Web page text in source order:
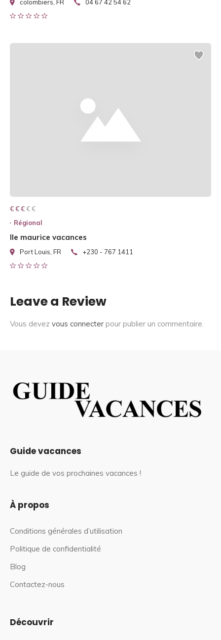
colombiers, FR 04 67 42 54 62
€ € € € €
€ € €
Régional
Ile maurice vacances
Port Louis, FR +230 - 767 1411
Leave a Review
Vous devez vous connecter pour publier un commentaire.
Guide vacances
Le guide de vos prochaines vacances !
À propos
Conditions générales d’utilisation
Politique de confidentialité
Blog
Contactez-nous
Découvrir